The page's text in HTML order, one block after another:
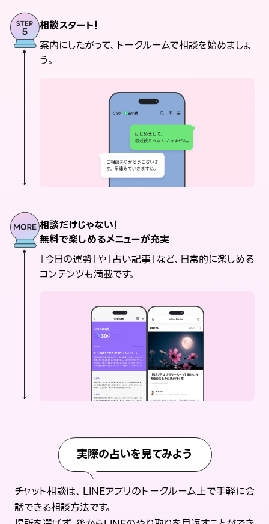
相談スタート！
案内にしたがって、トークルームで相談を始めましょ
う。
相談だけじゃない！
無料で楽しめるメニューが充実
「今日の運勢」や「占い記事」など、日常的に楽しめる
コンテンツも満載です。
実際の占いを見てみよう
チャット相談は、LINEアプリのトークルーム上で手軽に会
話できる相談方法です。